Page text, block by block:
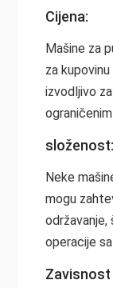
Cijena:
Mašine za
za
izvodljivo
složenost:
Neke
mogu
operacije
Zavisnost